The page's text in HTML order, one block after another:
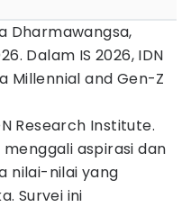
Dharmawangsa,
Dalam IS 2026, IDN
Millennial and Gen-Z
Research Institute.
menggali aspirasi dan
nilai-nilai yang
Survei ini